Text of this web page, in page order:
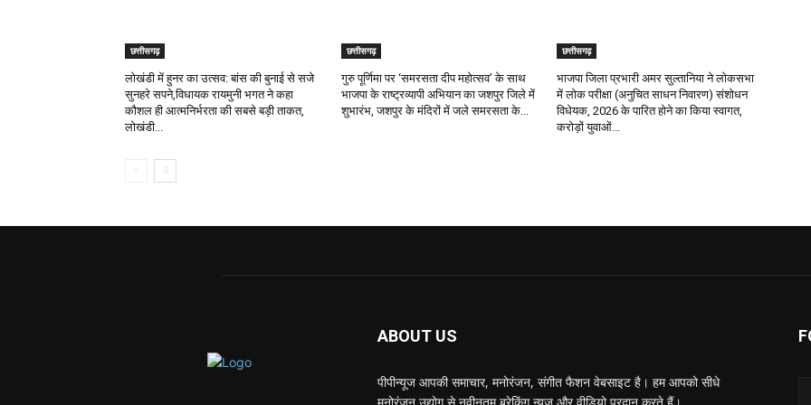
छत्तीसगढ़
लोखंडी में हुनर का उत्सव: बांस की बुनाई से सजे
सुनहरे सपने,विधायक रायमुनी भगत ने कहा
कौशल ही आत्मनिर्भरता की सबसे बड़ी ताकत,
लोखंडी...
छत्तीसगढ़
गुरु पूर्णिमा पर ‘समरसता दीप महोत्सव’ के साथ
भाजपा के राष्ट्रव्यापी अभियान का जशपुर जिले में
शुभारंभ, जशपुर के मंदिरों में जले समरसता के...
छत्तीसगढ़
भाजपा जिला प्रभारी अमर सुल्तानिया ने लोकसभा
में लोक परीक्षा (अनुचित साधन निवारण) संशोधन
विधेयक, 2026 के पारित होने का किया स्वागत,
करोड़ों युवाओं...
ABOUT US
पीपीन्यूज आपकी समाचार, मनोरंजन, संगीत फैशन वेबसाइट है। हम आपको सीधे